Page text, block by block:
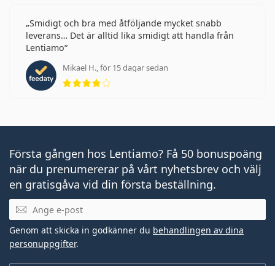
Smidigt och bra med åtföljande mycket snabb
leverans… Det är alltid lika smidigt att handla från
Lentiamo
Mikael H., för 15 dagar sedan
Betyg 4 av 5
Första gången hos Lentiamo? Få 50 bonuspoäng
när du prenumererar på vårt nyhetsbrev och välj
en gratisgåva vid din första beställning.
Mejladress
Genom att skicka in godkänner du behandlingen av dina
personuppgifter.